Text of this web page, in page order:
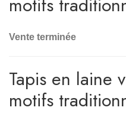
Vente terminée
Tapis en laine
motifs